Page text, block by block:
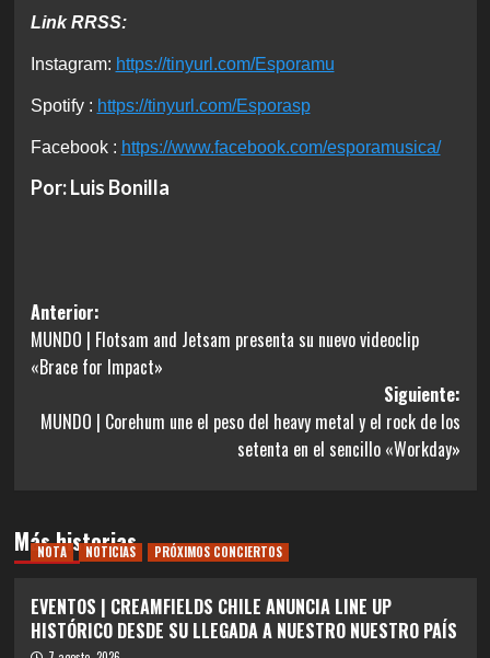
Link RRSS:
Instagram: https://tinyurl.com/Esporamu
Spotify : https://tinyurl.com/Esporasp
Facebook : https://www.facebook.com/esporamusica/
Por: Luis Bonilla
Navegación
de
entradas
Anterior:
MUNDO | Flotsam and Jetsam presenta su nuevo videoclip
«Brace for Impact»
Siguiente:
MUNDO | Corehum une el peso del heavy metal y el rock de los
setenta en el sencillo «Workday»
Más historias
NOTA NOTICIAS PRÓXIMOS CONCIERTOS
EVENTOS | CREAMFIELDS CHILE ANUNCIA LINE UP
HISTÓRICO DESDE SU LLEGADA A NUESTRO NUESTRO PAÍS